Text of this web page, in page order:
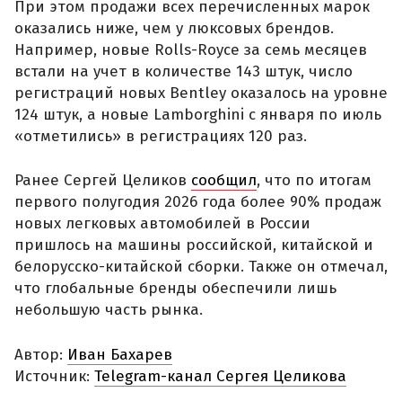
При этом продажи всех перечисленных марок
оказались ниже, чем у люксовых брендов.
Например, новые Rolls-Royce за семь месяцев
встали на учет в количестве 143 штук, число
регистраций новых Bentley оказалось на уровне
124 штук, а новые Lamborghini с января по июль
«отметились» в регистрациях 120 раз.
Ранее Сергей Целиков сообщил, что по итогам
первого полугодия 2026 года более 90% продаж
новых легковых автомобилей в России
пришлось на машины российской, китайской и
белорусско-китайской сборки. Также он отмечал,
что глобальные бренды обеспечили лишь
небольшую часть рынка.
Автор: Иван Бахарев
Источник: Telegram-канал Сергея Целикова